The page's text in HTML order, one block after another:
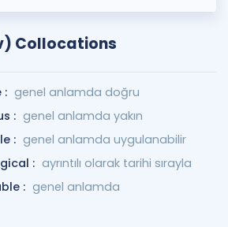
Collocations
: genel anlamda doğru
: genel anlamda yakın
: genel anlamda uygulanabilir
: ayrıntılı olarak tarihi sırayla
: genel anlamda